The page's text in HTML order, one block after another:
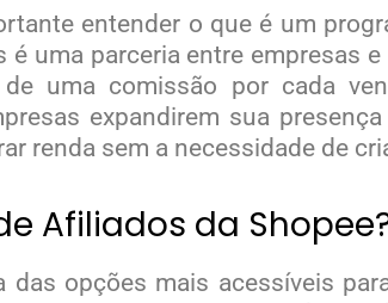
entender o que é um
uma parceria entre empresas
uma comissão por cada
expandirem sua
renda sem a necessidade de
Afiliados da
das opções mais acessíveis